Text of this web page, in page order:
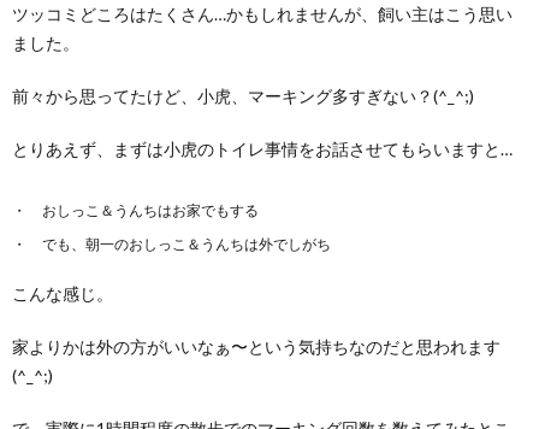
ツッコミどころはたくさん…かもしれませんが、飼い主はこう思い
ました。
前々から思ってたけど、小虎、マーキング多すぎない？(^_^;)
とりあえず、まずは小虎のトイレ事情をお話させてもらいますと…
おしっこ＆うんちはお家でもする
でも、朝一のおしっこ＆うんちは外でしがち
こんな感じ。
家よりかは外の方がいいなぁ〜という気持ちなのだと思われます
(^_^;)